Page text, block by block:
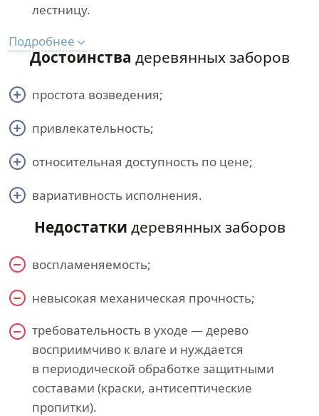
лестницу.
Подробнее
Достоинства деревянных заборов
простота возведения;
привлекательность;
относительная доступность по цене;
вариативность исполнения.
Недостатки деревянных заборов
воспламеняемость;
невысокая механическая прочность;
требовательность в уходе — дерево
восприимчиво к влаге и нуждается
в периодической обработке защитными
составами (краски, антисептические
пропитки).